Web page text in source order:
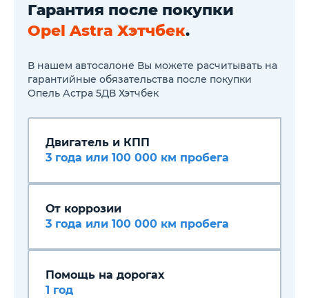
сиденья в пропорции 60/40
Кондиционер с фильтром,
ручное управление
Обогрев передних сидений
Воздуховод отопителя,
задний
Противопыльный пакет
Радиоприемник
Двухстрочный дисплей с
указанием времени и
Дисплей на панели приборов
удлиненная
Фронтальные подушки
безопасности
безопасности
сиденьях
Защита картера
Круиз-контроль
фары
Гарантия после покупки
Opel Astra Хэтчбек.
В нашем автосалоне Вы можете расчитывать на
гарантийные обязательства после покупки
Опель Астра 5ДВ Хэтчбек
Двигатель и КПП
3 года или 100 000 км пробега
От коррозии
3 года или 100 000 км пробега
Помощь на дорогах
1 год